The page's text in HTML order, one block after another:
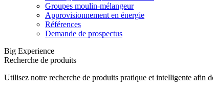
Groupes moulin-mélangeur
Approvisionnement en énergie
Références
Demande de prospectus
Big Experience
Recherche de produits
Utilisez notre recherche de produits pratique et intelligente afin